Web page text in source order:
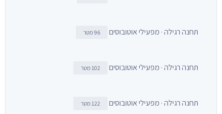
תחנה רגילה · מפעילי אוטובוסים 96 מטר
תחנה רגילה · מפעילי אוטובוסים 102 מטר
תחנה רגילה · מפעילי אוטובוסים 122 מטר